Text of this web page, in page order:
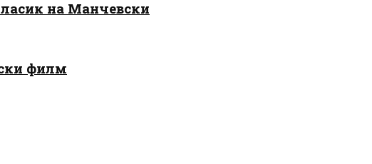
на Манчевски
филм